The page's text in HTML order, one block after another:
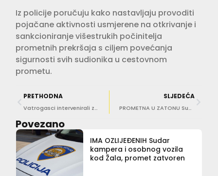
Iz policije poručuju kako nastavljaju provoditi
pojačane aktivnosti usmjerene na otkrivanje i
sankcioniranje višestrukih počinitelja
prometnih prekršaja s ciljem povećanja
sigurnosti svih sudionika u cestovnom
prometu.
PRETHODNA
Vatrogasci intervenirali zbog požara kraj bazena
SLJEDEĆA
PROMETNA U ZATONU Sudarila se dva motocikla i automobil
Povezano
IMA OZLIJEĐENIH Sudar
kampera i osobnog vozila
kod Žala, promet zatvoren